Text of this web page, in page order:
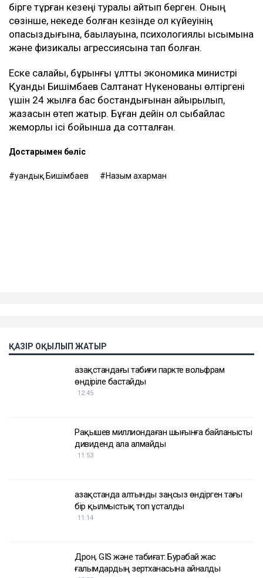
бірге тұрған кезеңі туралы айтып берген. Оның
сөзінше, некеде болған кезінде ол күйеуінің
опасыздығына, бақылауына, психологиялық қысымына
және физикалық агрессиясына тап болған.
Еске салайық, бұрынғы ұлттық экономика министрі
Қуандық Бишімбаев Салтанат Нүкенованы өлтіргені
үшін 24 жылға бас бостандығынан айырылып,
жазасын өтеп жатыр. Бұған дейін ол сыбайлас
жемқорлық ісі бойынша да сотталған.
Достарыңмен бөліс
Қуандық Бишімбаев Назым Қахарман
ҚАЗІР ОҚЫЛЫП ЖАТЫР
Қазақстандағы табиғи паркте вольфрам
өндіріле бастайды
12:45
Рақышев миллиондаған шығынға байланысты
дивиденд ала алмайды
11:53
Қазақстанда алтынды заңсыз өндірген тағы
бір қылмыстық топ ұсталды
11:14
Дрон, GIS және табиғат: Бурабай жас
ғалымдардың зертханасына айналды